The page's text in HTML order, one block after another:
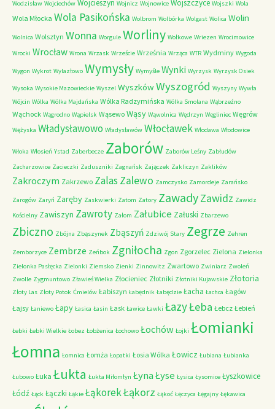
Wodzisław Wojciechów Wojcieszyn Wojnicz Wojnowice Wojszczyce Wojszki Wola
Wola Młocka Wola Pasikońska Wolbrom Wolbórka Wolgast Wolica Wolin
Wolnica Wolsztyn Wonna Worgule Worliny Wołkowe Wriezen Wrocimowice
Wrocki Wrocław Wrona Wrzask Wrzeście Września Wrząca WTR Wydminy Wygoda
Wygon Wykrot Wylazłowo Wymysły Wymyśle Wynki Wyrzysk Wyrzysk Osiek
Wysoka Wysokie Mazowieckie Wyszel WyszkówWyszogród Wyszyny Wywła
Wójcin Wólka Wólka Majdańska Wólka Radzymińska Wólka Smolana Wąbrzeźno
Wąchock Wągrodno Wąpielsk Wąsewo Wąsy Wąwolnica Wędrzyn Węgliniec Węgrów
Wężyska Władysławowo Władysławów Włocławek Włodawa Włodowice
Włoka Włosień Ystad Zaberbecze Zaborów Zaborów Leśny Zabłudów
Zacharzowice Zacieczki Zaduszniki Zagnańsk Zajączek Zakliczyn Zaklików
Zakroczym Zakrzewo ZalasZalewo Zamczysko Zamordeje Zarańsko
Zarogów Zaryń Zaręby Zaskwierki Zatom Zatory ZawadyZawidz Zawidz
Kościelny Zawiszyn Zawroty Załom Załubice Załuski Zbarzewo
Zbiczno Zbójna Zbąszynek Zbąszyń Zdziwój Stary Zegrze Zehren
Zemborzyce Zembrze Zeńbok Zgniłocha Zgon Zgorzelec Zielona Zielonka
Zielonka Pasłęcka Zielonki Ziemsko Zienki Zinnowitz Zwartowo Zwiniarz Zwoleń
Zwolle Zygmuntowo Zławieś Wielka Złocieniec Złotniki Złotniki Kujawskie Złotoria
Złoty Las Złoty Potok Ćmielów Łabiszyn Łabędnik Łabędzie Łacha Łachca Łagów
Łajsy Łaniewo Łapy Łasica Łasin Łask Ławice Ławki ŁazyŁeba Łebcz Łebień
Łebki Łebki Wielkie Łobez Łobżenica Łochowo Łochów Łojki Łomianki
Łomna Łomnica Łomża Łopatki Łosia Wólka Łowicz Łubiana Łubianka
Łubowo Łuka Łukta Łukta Miłomłyn ŁynaŁyse Łysica Łysomice Łyszkowice
Łódź Łąck Łączki Łąkie ŁąkorekŁąkorz Łąkoć Łęczyca Łęgajny Łękawica